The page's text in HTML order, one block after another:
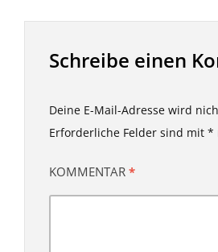
Schreibe einen
Deine E-Mail-Adresse wird
Erforderliche Felder sind mit *
KOMMENTAR *